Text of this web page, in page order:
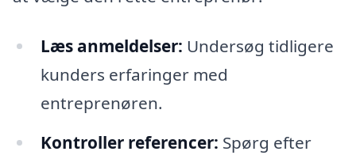
Læs anmeldelser: Undersøg tidligere
kunders erfaringer med
entreprenøren.
Kontroller referencer: Spørg efter